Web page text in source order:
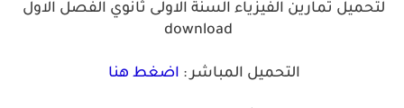
لتحميل تمارين الفيزياء السنة الاولى ثانوي الفصل الاول
download
التحميل المباشر : اضغط هنا